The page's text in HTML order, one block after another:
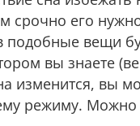
срочно его
вещи
вы знаете
изменится, вы
режиму.